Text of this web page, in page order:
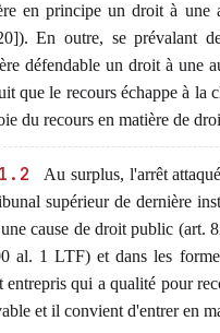
en principe un droit à
En outre, se prévalant
défendable un droit à une
que le recours échappe à
du recours en matière de
Au surplus, l'arrêt
supérieur de dernière
cause de droit public (art.
al. 1 LTF) et dans les
entrepris qui a qualité pour
et il convient d'entrer en